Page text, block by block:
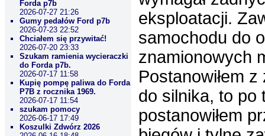
Forda p7b
2026-07-27 21:26
Gumy pedałów Ford p7b
2026-07-23 22:52
Chciałem się przywitać!
2026-07-20 23:33
Szukam ramienia wycieraczki
do Forda p7b.
2026-07-17 11:58
Kupię pompę paliwa do Forda
P7B z rocznika 1969.
2026-07-17 11:54
szukam pomocy
2026-06-17 17:49
Koszulki Zdwórz 2026
eksploatacji.
samochodu do
znamionowych
Postanowiłem
do silnika, to po
postanowiłem